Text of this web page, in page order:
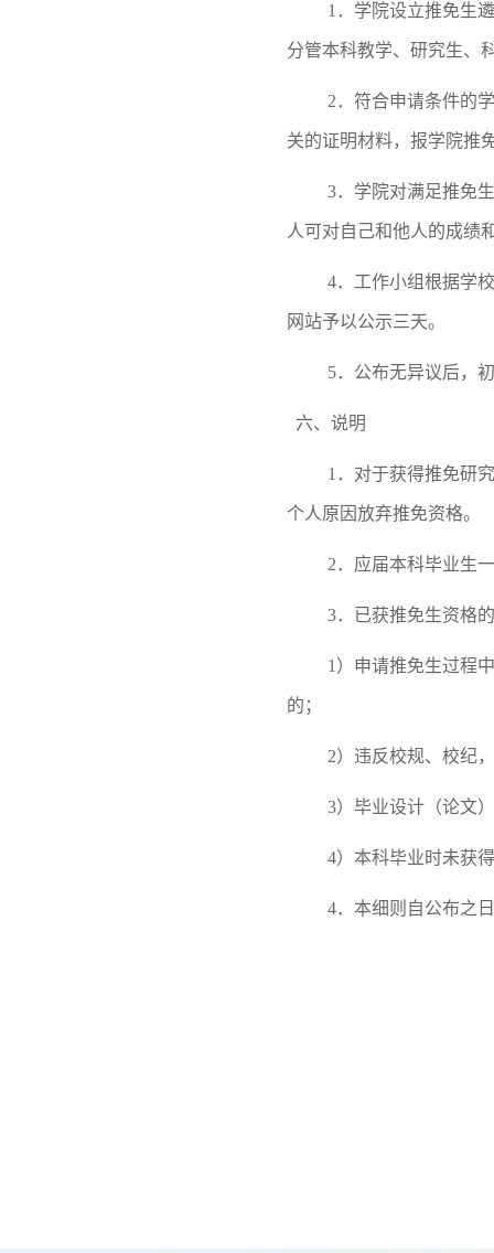
1．学院设立推免生
分管本科教学、研究生、
2． 符合申请条件的
关的证明材料，报学院推
3．学院对满足推免
人可对自己和他人的成绩
4． 工作小组根据学
网站予以公示三天。
5． 公布无异议后，
六、说明
1．对于获得推免研
个人原因放弃推免资格。
2．应届本科毕业生
3．已获推免生资格
1）申请推免生过程
的；
2）违反校规、校纪
3）毕业设计（论文
4）本科毕业时未获
4．本细则自公布之